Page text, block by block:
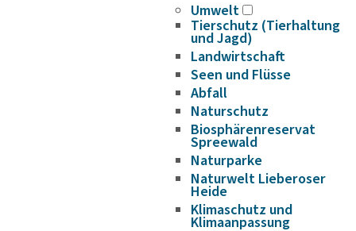
Umwelt
Tierschutz (Tierhaltung
und Jagd)
Landwirtschaft
Seen und Flüsse
Abfall
Naturschutz
Biosphärenreservat
Spreewald
Naturparke
Naturwelt Lieberoser
Heide
Klimaschutz und
Klimaanpassung